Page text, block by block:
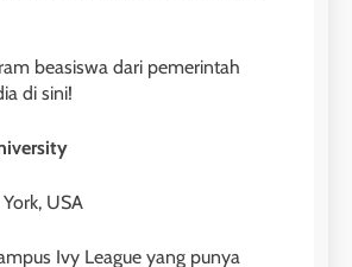
Jadwal Kursus IELTS Online
LEIDEN INSTITUTE
Perbedaan Antara IELTS
beasiswa dari pemerintah
di sini!
USA
Ivy League yang punya